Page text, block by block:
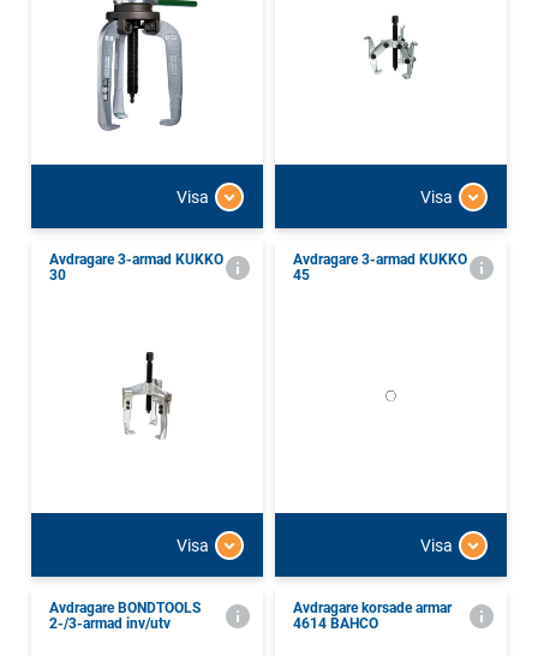
Visa Visa
Avdragare 3-armad KUKKO
30
Visa
Avdragare 3-armad KUKKO
45
Visa
Avdragare BONDTOOLS
2-/3-armad inv/utv
Avdragare korsade armar
4614 BAHCO